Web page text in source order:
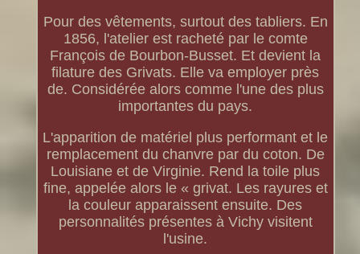
Pour des vêtements, surtout des tabliers. En
1856, l'atelier est racheté par le comte
François de Bourbon-Busset. Et devient la
filature des Grivats. Elle va employer près
de. Considérée alors comme l'une des plus
importantes du pays.
L'apparition de matériel plus performant et le
remplacement du chanvre par du coton. De
Louisiane et de Virginie. Rend la toile plus
fine, appelée alors le « grivat. Les rayures et
la couleur apparaissent ensuite. Des
personnalités présentes à Vichy visitent
l'usine.